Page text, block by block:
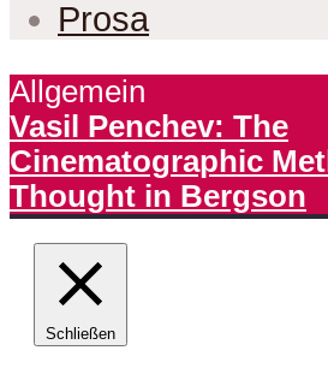
Prosa
Allgemein
Vasil Penchev: The
Cinematographic
Thought in Bergson
Schließen